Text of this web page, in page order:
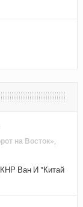
на Восток»,
Ван И "Китай